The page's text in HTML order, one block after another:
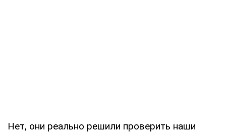
Нет, они реально решили проверить наши